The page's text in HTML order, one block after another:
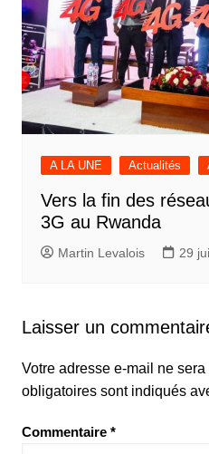
A LA UNE Actualités
Vers la fin des
3G au Rwanda
Martin Levalois 29
Laisser un
Votre adresse e-mail ne
obligatoires sont indiqués
Commentaire *